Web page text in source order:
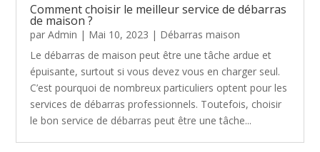
Comment choisir le meilleur service de débarras
de maison ?
parAdmin | Mai 10, 2023 | Débarras maison
Le débarras de maison peut être une tâche ardue et
épuisante, surtout si vous devez vous en charger seul.
C’est pourquoi de nombreux particuliers optent pour les
services de débarras professionnels. Toutefois, choisir
le bon service de débarras peut être une tâche...